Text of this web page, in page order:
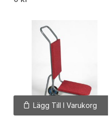
Lägg Till I Varukorg